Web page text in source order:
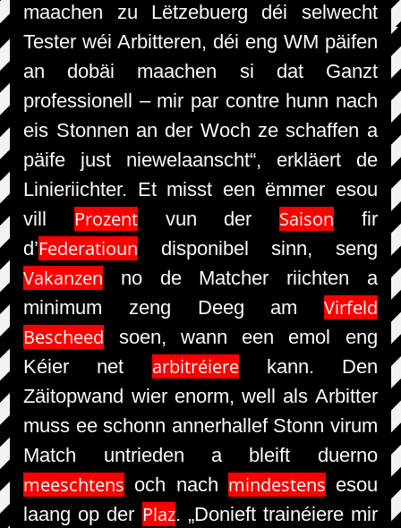
maachen zu Lëtzebuerg déi selwecht
Tester wéi Arbitteren, déi eng WM päifen
an dobäi maachen si dat Ganzt
professionell – mir par contre hunn nach
eis Stonnen an der Woch ze schaffen a
päife just niewelaanscht“, erkläert de
Linieriichter. Et misst een ëmmer esou
vill Prozentvun der Saison fir
d’Federatioun disponibel sinn, seng
Vakanzen no de Matcher riichten a
minimum zeng Deeg am Virfeld
Bescheed soen, wann een emol eng
Kéier net arbitréierekann. Den
Zäitopwand wier enorm, well als Arbitter
muss ee schonn annerhallef Stonn virum
Match untrieden a bleift duerno
meeschtens och nach mindestens esou
laang op der Plaz. „Donieft trainéiere mir